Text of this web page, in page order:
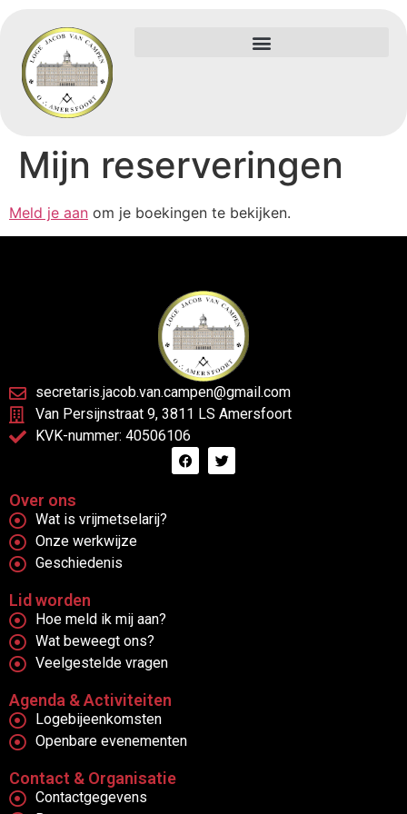
Mijn reserveringen
Meld je aan om je boekingen te bekijken.
secretaris.jacob.van.campen@gmail.com
Van Persijnstraat 9, 3811 LS Amersfoort
KVK-nummer: 40506106
Over ons
Wat is vrijmetselarij?
Onze werkwijze
Geschiedenis
Lid worden
Hoe meld ik mij aan?
Wat beweegt ons?
Veelgestelde vragen
Agenda & Activiteiten
Logebijeenkomsten
Openbare evenementen
Contact & Organisatie
Contactgegevens